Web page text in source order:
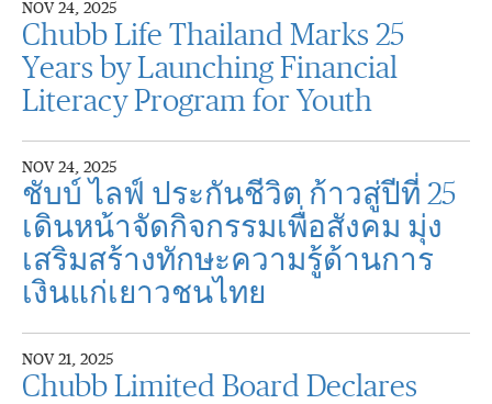
NOV 24, 2025
Chubb Life Thailand Marks 25
Years by Launching Financial
Literacy Program for Youth
NOV 24, 2025
ชับบ์ ไลฟ์ ประกันชีวิต ก้าวสู่ปีที่ 25
เดินหน้าจัดกิจกรรมเพื่อสังคม มุ่ง
เสริมสร้างทักษะความรู้ด้านการ
เงินแก่เยาวชนไทย
NOV 21, 2025
Chubb Limited Board Declares